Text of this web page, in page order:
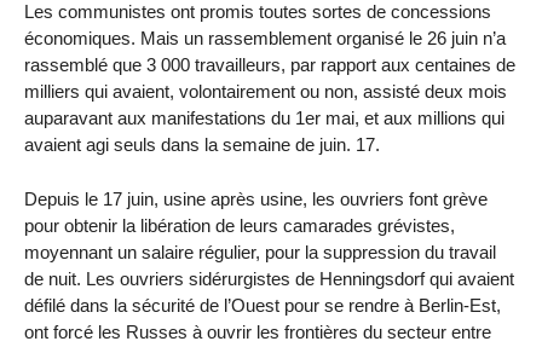
Les communistes ont promis toutes sortes de concessions
économiques. Mais un rassemblement organisé le 26 juin n’a
rassemblé que 3 000 travailleurs, par rapport aux centaines de
milliers qui avaient, volontairement ou non, assisté deux mois
auparavant aux manifestations du 1er mai, et aux millions qui
avaient agi seuls dans la semaine de juin. 17.
Depuis le 17 juin, usine après usine, les ouvriers font grève
pour obtenir la libération de leurs camarades grévistes,
moyennant un salaire régulier, pour la suppression du travail
de nuit. Les ouvriers sidérurgistes de Henningsdorf qui avaient
défilé dans la sécurité de l’Ouest pour se rendre à Berlin-Est,
ont forcé les Russes à ouvrir les frontières du secteur entre